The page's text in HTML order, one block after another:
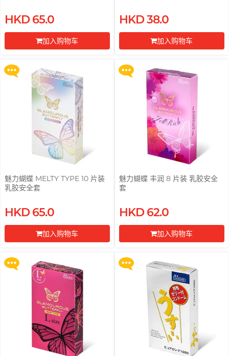
Sampson Store 好用安全套推介
挑选润滑液 7 大重点
Sensuous
Smile Makers
SPECTRE
SUPPLY
TENGA 典雅
Trojan 战神
TRUSTEX
W we-vibe
WONDER LIFE 活色生
? 其它品牌
HKD 65.0
加入购物车
HKD 38.0
加入购物车
购 Gillette 吉列 Labs 极光系列剃
须刀连底座 (刀架 1 件 + 刀头 2 片)
更多优惠
魅力蝴蝶 MELTY TYPE 10 片装
乳胶安全套
HKD 65.0
加入购物车
购 Gillette 吉列 Labs 极光系列剃
须刀连底座 (刀架 1 件 + 刀头 2 片)
更多优惠
魅力蝴蝶 丰润 8 片装 乳胶安全
套
HKD 62.0
加入购物车
购 Gillette 吉列 Labs 极光系列剃
须刀连底座 (刀架 1 件 + 刀头 2 片)
更多优惠
购 Gillette 吉列 Labs 极光系列剃
须刀连底座 (刀架 1 件 + 刀头 2 片)
更多优惠